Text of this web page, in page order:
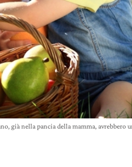
già nella pancia della mamma,